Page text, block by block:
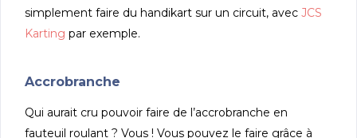
simplement faire du handikart sur un circuit, avecJCS
Karting par exemple.
Accrobranche
Qui aurait cru pouvoir faire de l’accrobranche en
fauteuil roulant ? Vous ! Vous pouvez le faire grâce à